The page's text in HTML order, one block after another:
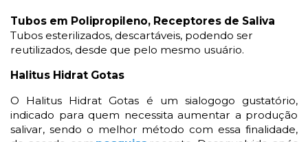
Tubos em Polipropileno, Receptores de Saliva
Tubos esterilizados, descartáveis, podendo ser
reutilizados, desde que pelo mesmo usuário.
Halitus Hidrat Gotas
O Halitus Hidrat Gotas é um sialogogo gustatório,
indicado para quem necessita aumentar a produção
salivar, sendo o melhor método com essa finalidade,